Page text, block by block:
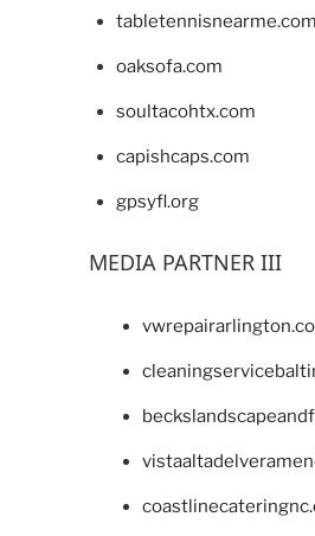
tabletennisnearme.com
oaksofa.com
soultacohtx.com
capishcaps.com
gpsyfl.org
MEDIA PARTNER III